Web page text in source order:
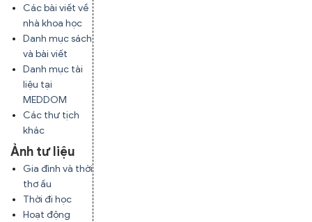
Các bài viết về
nhà khoa học
Danh mục sách
và bài viết
Danh mục tài
liệu tại
MEDDOM
Các thư tịch
khác
Ảnh tư liệu
Gia đình và thời
thơ ấu
Thời đi học
Hoạt động